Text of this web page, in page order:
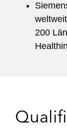
200